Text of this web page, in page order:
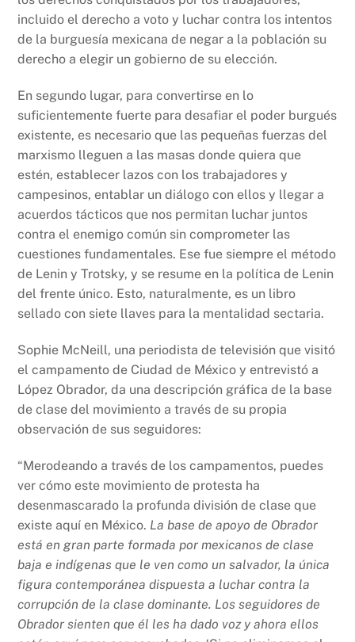
incluido el derecho a voto y luchar contra los intentos
de la burguesía mexicana de negar a la población su
derecho a elegir un gobierno de su elección.
En segundo lugar, para convertirse en lo
suficientemente fuerte para desafiar el poder burgués
existente, es necesario que las pequeñas fuerzas del
marxismo lleguen a las masas donde quiera que
estén, establecer lazos con los trabajadores y
campesinos, entablar un diálogo con ellos y llegar a
acuerdos tácticos que nos permitan luchar juntos
contra el enemigo común sin comprometer las
cuestiones fundamentales. Ese fue siempre el método
de Lenin y Trotsky, y se resume en la política de Lenin
del frente único. Esto, naturalmente, es un libro
sellado con siete llaves para la mentalidad sectaria.
Sophie McNeill, una periodista de televisión que visitó
el campamento de Ciudad de México y entrevistó a
López Obrador, da una descripción gráfica de la base
de clase del movimiento a través de su propia
observación de sus seguidores:
“Merodeando a través de los campamentos, puedes
ver cómo este movimiento de protesta ha
desenmascarado la profunda división de clase que
existe aquí en México. La base de apoyo de Obrador
está en gran parte formada por mexicanos de clase
baja e indígenas que le ven como un salvador, la única
figura contemporánea dispuesta a luchar contra la
corrupción de la clase dominante. Los seguidores de
Obrador sienten que él les ha dado voz y ahora ellos